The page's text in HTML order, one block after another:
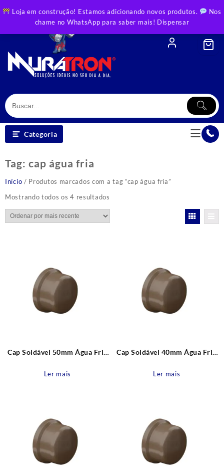
Loja em construção! Estamos adicionando novos produtos.
Nos
chame no WhatsApp para saber mais! Dispensar
to
Categoria
Tag: cap água fria
Início / Produtos marcados com a tag “cap água fria”
Mostrando todos os 4 resultados
Cap Soldável 50mm Água Fria
Ler mais
Cap Soldável 40mm Água Fria
Ler mais